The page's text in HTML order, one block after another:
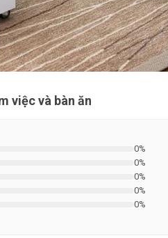
việc và bàn ăn
0%
0%
0%
0%
0%